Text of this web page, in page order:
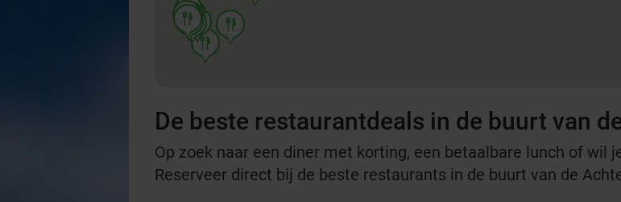
food
food
food
food
food
food
food
food
food
food
De beste restaurantdeals in de buurt van
Op zoek naar een diner met korting, een betaalbare lunch of wil
Reserveer direct bij de beste restaurants in de buurt van de